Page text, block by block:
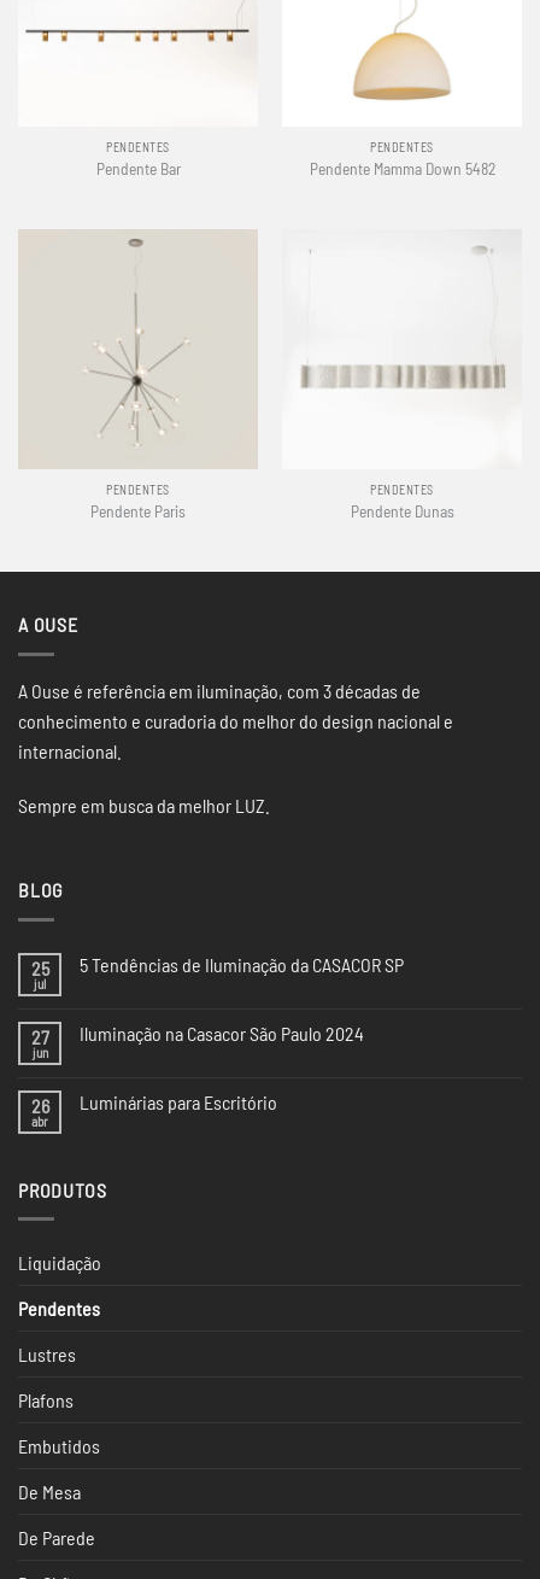
PENDENTES
Pendente Bar
PENDENTES
Pendente Mamma Down 5482
PENDENTES
Pendente Paris
PENDENTES
Pendente Dunas
A OUSE
A Ouse é referência em iluminação, com 3 décadas de
conhecimento e curadoria do melhor do design nacional e
internacional.
Sempre em busca da melhor LUZ.
BLOG
25
jul
5 Tendências de Iluminação da CASACOR SP
da
CASACOR
27
jun
Iluminação na Casacor São Paulo 2024
Iluminação
2024
26
abr
Luminárias para Escritório
para
PRODUTOS
Liquidação
Pendentes
Lustres
Plafons
Embutidos
De Mesa
De Parede